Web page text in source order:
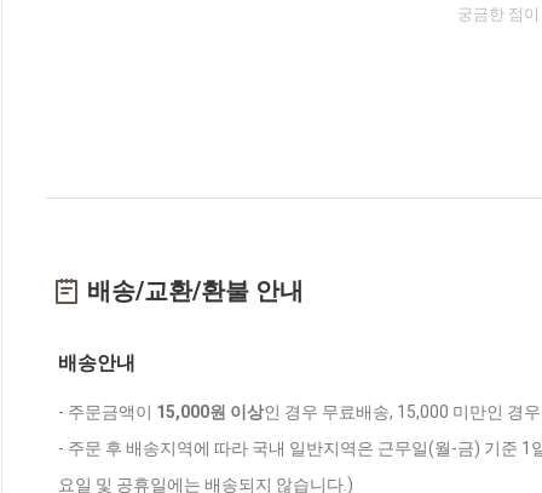
궁금한 점
배송/교환/환불 안내
배송안내
- 주문금액이 15,000원 이상인 경우 무료배송, 15,000 미만인 경
- 주문 후 배송지역에 따라 국내 일반지역은 근무일(월-금) 기준
요일 및 공휴일에는 배송되지 않습니다.)